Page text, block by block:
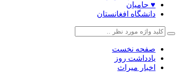
♥ حامیان
دانشگاه افغانستان
صفحه نخست
یادداشت روز
اخبار میراث